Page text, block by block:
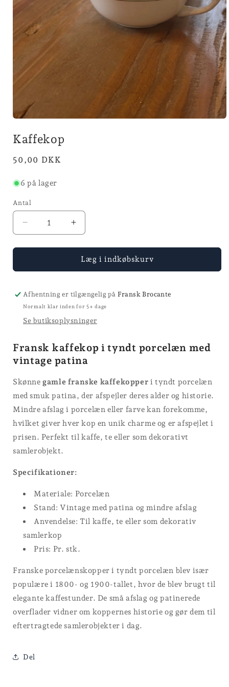
1
iKaffekop
Normalpris
50,00 DKK
6 på lager
Antal
Reducer
antallet
for
Øg
antallet
for
Kaffekop
Læg i indkøbskurv
Afhentning er tilgængelig på Fransk Brocante
Normalt klar inden for 5+ dage
Se butiksoplysninger
Fransk kaffekop i tyndt porcelæn med
vintage patina
Skønnegamle franske kaffekopper i tyndt porcelæn
med smuk patina, der afspejler deres alder og historie.
Mindre afslag i porcelæn eller farve kan forekomme,
hvilket giver hver kop en unik charme og er afspejlet i
prisen. Perfekt til kaffe, te eller som dekorativt
samlerobjekt.
Specifikationer:
Materiale: Porcelæn
Stand: Vintage med patina og mindre afslag
Anvendelse: Til kaffe, te eller som dekorativ
samlerkop
Pris: Pr. stk.
Franske porcelænskopper i tyndt porcelæn blev især
populære i 1800- og 1900-tallet, hvor de blev brugt til
elegante kaffestunder. De små afslag og patinerede
overflader vidner om koppernes historie og gør dem til
eftertragtede samlerobjekter i dag.
Del